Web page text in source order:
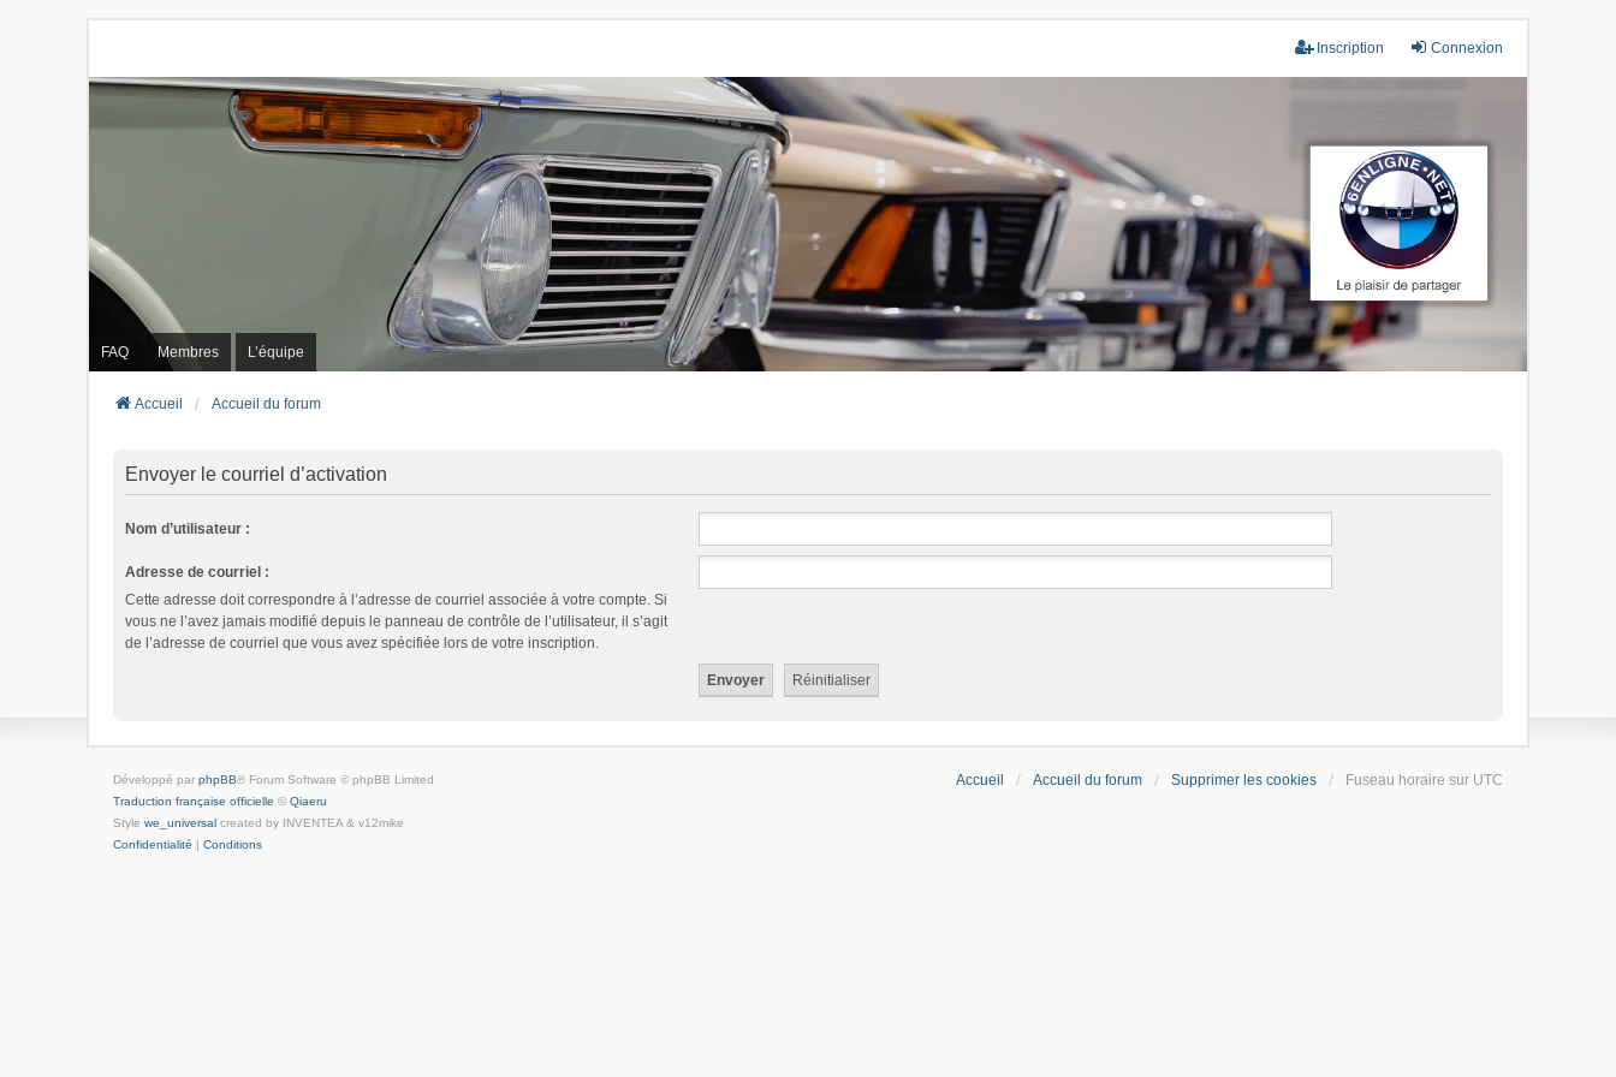
Connexion
Inscription
FAQ Membres L’équipe
Accueil Accueil du forum
Envoyer le courriel d’activation
Nom d’utilisateur :
Adresse de courriel :
Cette adresse doit correspondre à l’adresse de courriel associée à votre compte. Si
vous ne l’avez jamais modifié depuis le panneau de contrôle de l’utilisateur, il s’agit
de l’adresse de courriel que vous avez spécifiée lors de votre inscription.
Accueil Accueil du forum Supprimer les cookies Fuseau horaire sur UTC
Développé par phpBB® Forum Software © phpBB Limited
Traduction française officielle © Qiaeru
Style we_universal created by INVENTEA & v12mike
Confidentialité | Conditions